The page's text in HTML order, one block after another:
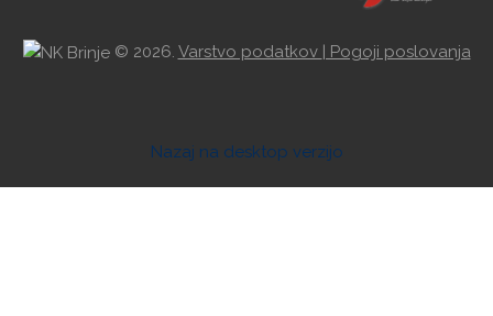
© 2026. Varstvo podatkov | Pogoji poslovanja
Nazaj na desktop verzijo